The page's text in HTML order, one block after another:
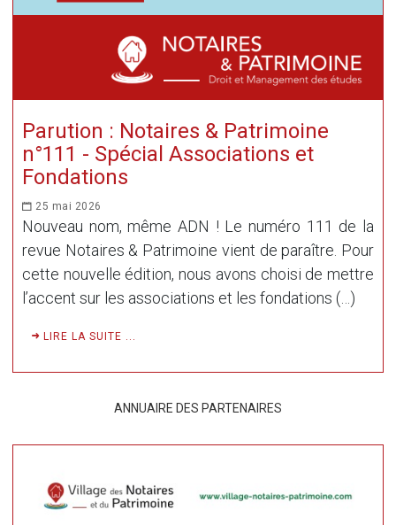
Parution : Notaires & Patrimoine
n°111 - Spécial Associations et
Fondations
25 mai 2026
Nouveau nom, même ADN ! Le numéro 111 de la
revue Notaires & Patrimoine vient de paraître. Pour
cette nouvelle édition, nous avons choisi de mettre
l’accent sur les associations et les fondations (…)
LIRE LA SUITE ...
ANNUAIRE DES PARTENAIRES